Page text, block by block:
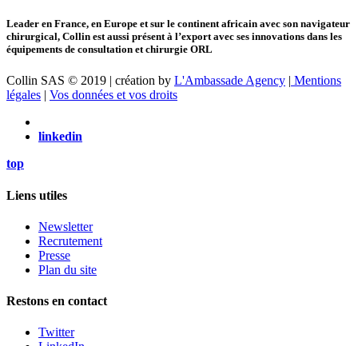
Leader en France, en Europe et sur le continent africain avec son navigateur
chirurgical, Collin est aussi présent à l’export avec ses innovations dans les
équipements de consultation et chirurgie ORL
Collin SAS © 2019 | création by L'Ambassade Agency | Mentions
légales | Vos données et vos droits
linkedin
top
Liens utiles
Newsletter
Recrutement
Presse
Plan du site
Restons en contact
Twitter